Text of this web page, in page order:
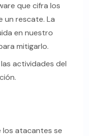
que cifra los
un rescate. La
en nuestro
mitigarlo.
actividades del
los atacantes se